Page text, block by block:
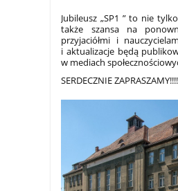
Jubileusz „SP1 ” to nie
także szansa na
przyjaciółmi i
i aktualizacje będą
w mediach
SERDECZNIE